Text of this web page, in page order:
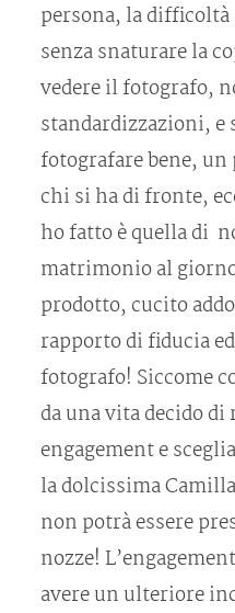
persona, la
senza snaturare la
vedere il fotografo,
standardizzazioni, e
fotografare bene, un
chi si ha di fronte,
ho fatto è quella di
matrimonio al
prodotto, cucito
rapporto di fiducia
fotografo! Siccome
da una vita decido
engagement e
la dolcissima
non potrà essere
nozze!
avere un ulteriore